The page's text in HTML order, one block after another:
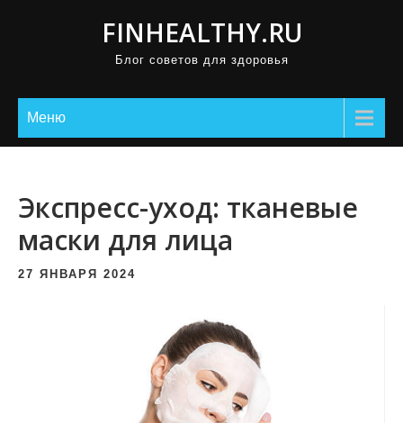
FINHEALTHY.RU
Блог советов для здоровья
Меню
Экспресс-уход: тканевые
маски для лица
27 ЯНВАРЯ 2024